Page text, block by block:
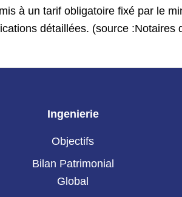
à un tarif obligatoire fixé par le
détaillées. (source :Notaires
Ingenierie
Objectifs
Bilan Patrimonial
Global